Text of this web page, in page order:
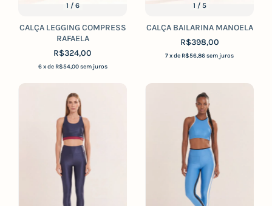
1 / 6
CALÇA LEGGING COMPRESS
RAFAELA
R$324,00
6 x de R$54,00 sem juros
1 / 5
CALÇA BAILARINA MANOELA
R$398,00
7x de R$56,86sem juros